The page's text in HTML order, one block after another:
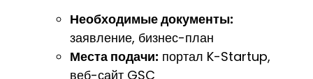
Необходимые документы:
заявление, бизнес-план
Места подачи: портал K-Startup,
веб-сайт GSC